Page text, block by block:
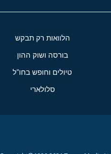
הלוואות רק תבקש
בורסה ושוק ההון
טיולים וחופש בחו"ל
סלולארי